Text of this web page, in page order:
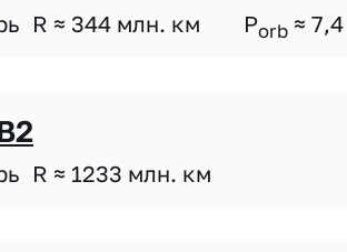
R ≈ 344 млн. км Porb ≈ 7,4
R ≈ 1233 млн. км